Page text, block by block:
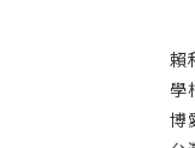
賴
學
博